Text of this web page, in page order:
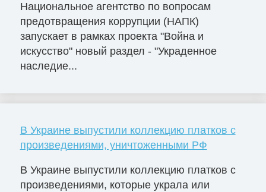
Национальное агентство по вопросам
предотвращения коррупции (НАПК)
запускает в рамках проекта "Война и
искусство" новый раздел - "Украденное
наследие...
В Украине выпустили коллекцию платков с
произведениями, уничтоженными РФ
В Украине выпустили коллекцию платков с
произведениями, которые украла или